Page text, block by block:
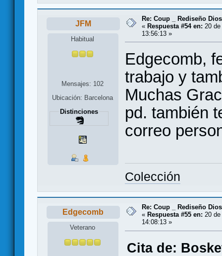
JFM
Habitual
Mensajes: 102
Ubicación: Barcelona
Distinciones
Re: Coup _ Rediseño
« Respuesta #54 en: 20
13:56:13 »
Edgecomb,
trabajo y
Muchas
pd. también
correo
Colección
Edgecomb
Veterano
Re: Coup _ Rediseño
« Respuesta #55 en: 20
14:08:13 »
Cita de: